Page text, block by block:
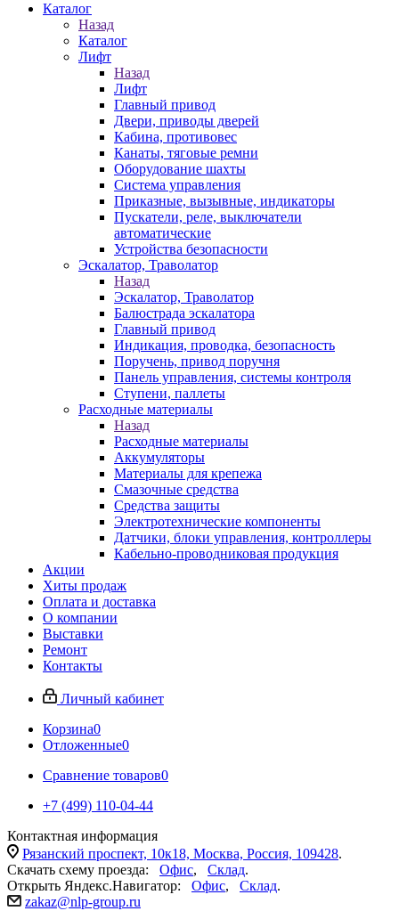
Каталог
Назад
Каталог
Лифт
Назад
Лифт
Главный привод
Двери, приводы дверей
Кабина, противовес
Канаты, тяговые ремни
Оборудование шахты
Система управления
Приказные, вызывные, индикаторы
Пускатели, реле, выключатели
автоматические
Устройства безопасности
Эскалатор, Траволатор
Назад
Эскалатор, Траволатор
Балюстрада эскалатора
Главный привод
Индикация, проводка, безопасность
Поручень, привод поручня
Панель управления, системы контроля
Ступени, паллеты
Расходные материалы
Назад
Расходные материалы
Аккумуляторы
Материалы для крепежа
Смазочные средства
Средства защиты
Электротехнические компоненты
Датчики, блоки управления, контроллеры
Кабельно-проводниковая продукция
Акции
Хиты продаж
Оплата и доставка
О компании
Выставки
Ремонт
Контакты
Личный кабинет
Корзина0
Отложенные0
Сравнение товаров0
+7 (499) 110-04-44
Контактная информация
Рязанский проспект, 10к18, Москва, Россия, 109428.
Скачать схему проезда: Офис, Склад.
Открыть Яндекс.Навигатор: Офис, Склад.
zakaz@nlp-group.ru